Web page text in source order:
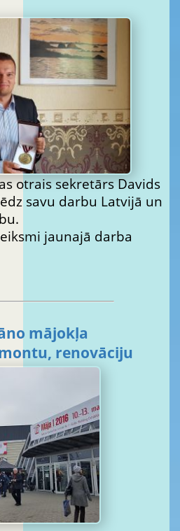
otrais sekretārs Davids
savu darbu Latvijā un
jaunajā darba
mājokļa
renovāciju